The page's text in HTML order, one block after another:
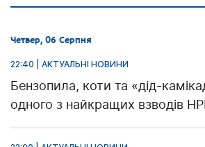
Четвер, 06 Серпня
22:40 | АКТУАЛЬНІ НОВИНИ
Бензопила, коти та «дід-
одного з найкращих взводів